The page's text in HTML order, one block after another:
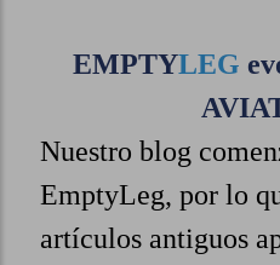
EMPTYLEG
Nuestro blog
EmptyLeg, por lo
artículos antiguos